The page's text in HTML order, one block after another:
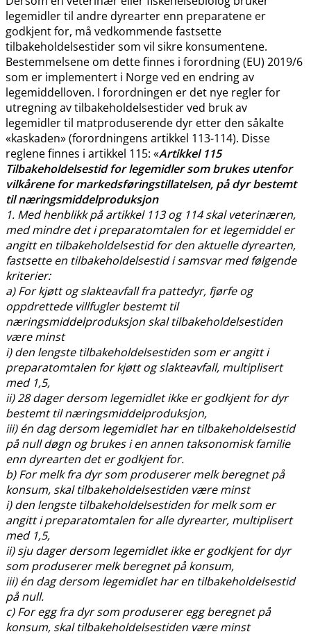
legemidler til andre dyrearter enn preparatene er
godkjent for, må vedkommende fastsette
tilbakeholdelsestider som vil sikre konsumentene.
Bestemmelsene om dette finnes i forordning (EU) 2019/6
som er implementert i Norge ved en endring av
legemiddelloven. I forordningen er det nye regler for
utregning av tilbakeholdelsestider ved bruk av
legemidler til matproduserende dyr etter den såkalte
«kaskaden» (forordningens artikkel 113-114). Disse
reglene finnes i artikkel 115: «Artikkel 115
Tilbakeholdelsestid for legemidler som brukes utenfor
vilkårene for markedsføringstillatelsen, på dyr bestemt
til næringsmiddelproduksjon
1. Med henblikk på artikkel 113 og 114 skal veterinæren,
med mindre det i preparatomtalen for et legemiddel er
angitt en tilbakeholdelsestid for den aktuelle dyrearten,
fastsette en tilbakeholdelsestid i samsvar med følgende
kriterier:
a) For kjøtt og slakteavfall fra pattedyr, fjørfe og
oppdrettede villfugler bestemt til
næringsmiddelproduksjon skal tilbakeholdelsestiden
være minst
i) den lengste tilbakeholdelsestiden som er angitt i
preparatomtalen for kjøtt og slakteavfall, multiplisert
med 1,5,
ii) 28 dager dersom legemidlet ikke er godkjent for dyr
bestemt til næringsmiddelproduksjon,
iii) én dag dersom legemidlet har en tilbakeholdelsestid
på null døgn og brukes i en annen taksonomisk familie
enn dyrearten det er godkjent for.
b) For melk fra dyr som produserer melk beregnet på
konsum, skal tilbakeholdelsestiden være minst
i) den lengste tilbakeholdelsestiden for melk som er
angitt i preparatomtalen for alle dyrearter, multiplisert
med 1,5,
ii) sju dager dersom legemidlet ikke er godkjent for dyr
som produserer melk beregnet på konsum,
iii) én dag dersom legemidlet har en tilbakeholdelsestid
på null.
c) For egg fra dyr som produserer egg beregnet på
konsum, skal tilbakeholdelsestiden være minst